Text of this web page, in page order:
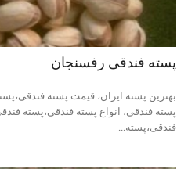
پسته فندقی رفسنجان
پسته فندقی، انواع پسته فندقی،پسته
فندقی،پسته...